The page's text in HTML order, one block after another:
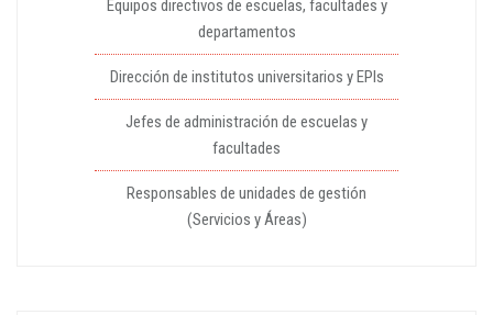
Equipos directivos de escuelas, facultades y
departamentos
Dirección de institutos universitarios y EPIs
Jefes de administración de escuelas y
facultades
Responsables de unidades de gestión
(Servicios y Áreas)